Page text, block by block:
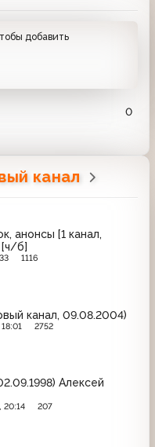
добавить
0
канал
анонсы [1 канал,
[ч/б]
1116
канал, 09.08.2004)
2752
Алексей
20:14 207